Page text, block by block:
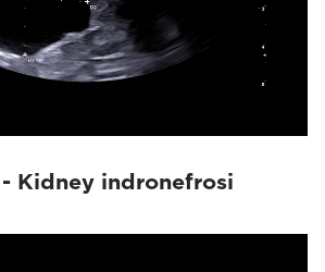
Kidney indronefrosi